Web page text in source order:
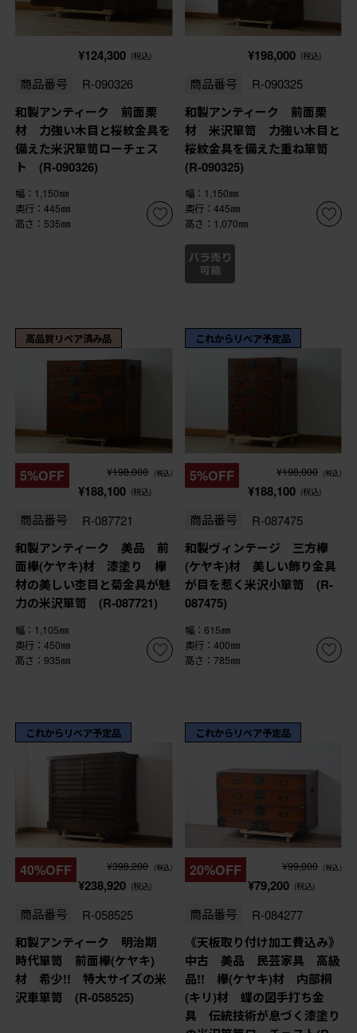
¥124,300 (税込)
商品番号 R-090326
和製アンティーク 前面栗
材 力強い木目と桜紋金具を
備えた米沢箪笥ローチェス
ト (R-090326)
幅：1,150㎜
奥行：445㎜
高さ：535㎜
¥198,000 (税込)
商品番号 R-090325
和製アンティーク 前面栗
材 米沢箪笥 力強い木目と
桜紋金具を備えた重ね箪笥
(R-090325)
幅：1,150㎜
奥行：445㎜
高さ：1,070㎜
高品質リペア済み品
5%OFF ¥198,000 (税込)
¥188,100 (税込)
商品番号 R-087721
和製アンティーク 美品 前
面欅(ケヤキ)材 漆塗り 欅
材の美しい杢目と菊金具が魅
力の米沢箪笥 (R-087721)
幅：1,105㎜
奥行：450㎜
高さ：935㎜
これからリペア予定品
5%OFF ¥198,000 (税込)
¥188,100 (税込)
商品番号 R-087475
和製ヴィンテージ 三方欅
(ケヤキ)材 美しい飾り金具
が目を惹く米沢小箪笥 (R-
087475)
幅：615㎜
奥行：400㎜
高さ：785㎜
これからリペア予定品
40%OFF ¥398,200 (税込)
¥238,920 (税込)
商品番号 R-058525
和製アンティーク 明治期
時代箪笥 前面欅(ケヤキ)
材 希少!! 特大サイズの米
沢車箪笥 (R-058525)
これからリペア予定品
20%OFF ¥99,000 (税込)
¥79,200 (税込)
商品番号 R-084277
《天板取り付け加工費込み》
中古 美品 民芸家具 高級
品!! 欅(ケヤキ)材 内部桐
(キリ)材 蝶の図手打ち金
具 伝統技術が息づく漆塗り